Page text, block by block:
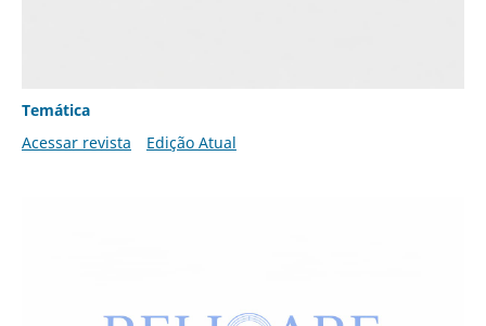
Temática
Acessar revista
Edição Atual